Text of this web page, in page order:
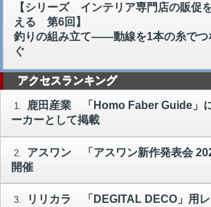
【シリーズ インテリア専門店の販促
える 第6回】
釣りの組み立て――動線を1本の糸でつ
ぐ
アクセスランキング
1.
鹿田産業 「Homo Faber Guide」
ーカーとして掲載
2.
アスワン 「アスワン新作発表会
開催
3.
リリカラ 「DEGITAL DECO」用